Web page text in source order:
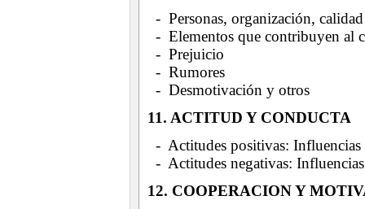
- Personas, organización,
- Elementos que contribuyen al
- Prejuicio
- Rumores
- Desmotivación y otros
11. ACTITUD Y CONDUCTA
- Actitudes positivas: Influencias
- Actitudes negativas:
12. COOPERACION Y